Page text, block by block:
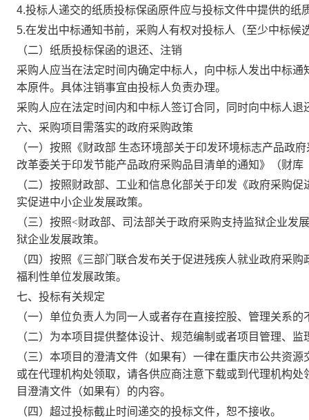
4.投标人递交的纸质投标保函原件应与投标文件中提供的
5.在发出中标通知书前，采购人有权对投标人（至少中标候
（二）纸质投标保函的退还、注销
采购人应当在法定时间内确定中标人，向中标人发出中标
本原件。具体注销事宜由投标人负责办理。
采购人应在法定时间内和中标人签订合同，同时向中标人
六、采购项目需落实的政府采购政策
（一）按照《财政部 生态环境部关于印发环境标志产品政
改革委关于印发节能产品政府采购品目清单的通知》（财
（二）按照财政部、工业和信息化部关于印发《政府采购
实促进中小企业发展政策。
（三）按照<财政部、司法部关于政府采购支持监狱企业发
狱企业发展政策。
（四）按照《三部门联合发布关于促进残疾人就业政府采
福利性单位发展政策。
七、投标有关规定
（一）单位负责人为同一人或者存在直接控股、管理关系
（二）为本项目提供整体设计、规范编制或者项目管理、
（三）本项目的澄清文件（如果有）一律在重庆市公共资源
或在代理机构处领取，请各供应商注意下载或到代理机构
目澄清文件（如果有）的内容。
（四）超过投标截止时间递交的投标文件，恕不接收。